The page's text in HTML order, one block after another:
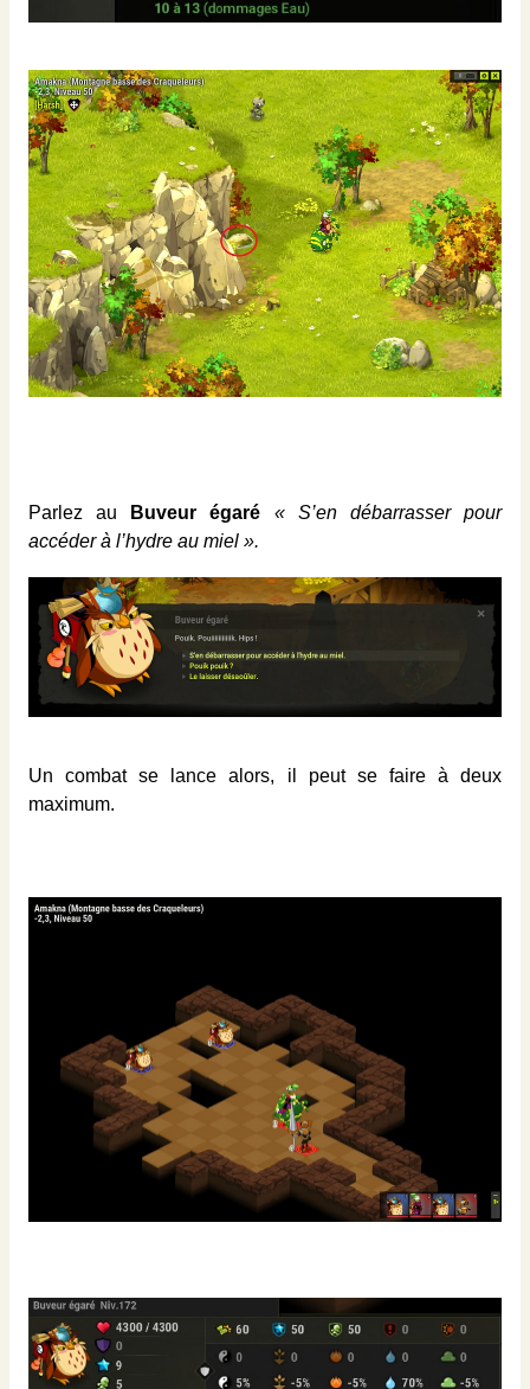
Parlez au Buveur égaré
« S’en débarrasser pour
accéder à l’hydre au miel ».
Un combat se lance alors, il peut se faire à deux
maximum.